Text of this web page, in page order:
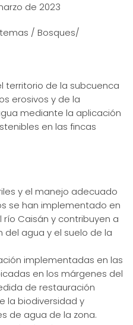
de 2023
/ Bosques/
territorio de la subcuenca
erosivos y de la
mediante la aplicación
en las fincas
y el manejo adecuado
se han implementado en
Caisán y contribuyen a
agua y el suelo de la
implementadas en las
en los márgenes del
de restauración
la biodiversidad y
de agua de la zona.